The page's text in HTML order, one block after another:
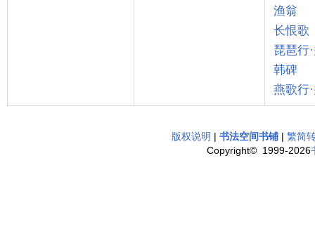
渔翁
长恨歌
琵琶行
韩碑
燕歌行
版权说明 | 书法空间书铺 | 繁简
Copyright© 1999-2026